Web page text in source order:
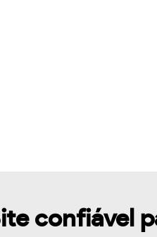
confiável